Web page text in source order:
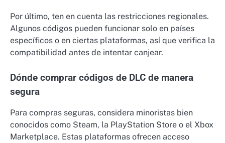
Por último, ten en cuenta las restricciones regionales.
Algunos códigos pueden funcionar solo en países
específicos o en ciertas plataformas, así que verifica la
compatibilidad antes de intentar canjear.
Dónde comprar códigos de DLC de manera
segura
Para compras seguras, considera minoristas bien
conocidos como Steam, la PlayStation Store o el Xbox
Marketplace. Estas plataformas ofrecen acceso